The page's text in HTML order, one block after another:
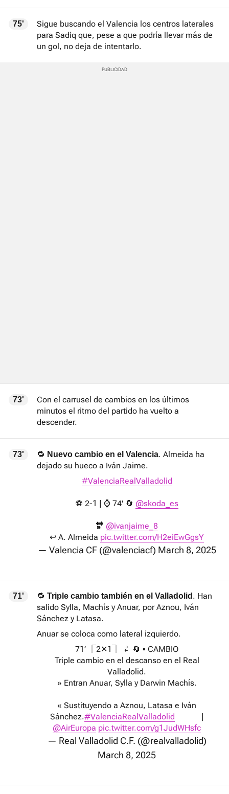
75'
Sigue buscando el Valencia los centros laterales
para Sadiq que, pese a que podría llevar más de
un gol, no deja de intentarlo.
73'
Con el carrusel de cambios en los últimos
minutos el ritmo del partido ha vuelto a
descender.
73' 🔁 Nuevo cambio en el Valencia. Almeida ha
dejado su hueco a Iván Jaime.
#ValenciaRealValladolid
⚽ 2-1 | ⌚ 74' 🔄 @skoda_es
🔛 @ivanjaime_8
↩️ A. Almeida pic.twitter.com/H2eiEwGgsY
— Valencia CF (@valenciacf) March 8, 2025
71' 🔁 Triple cambio también en el Valladolid . Han
salido Sylla, Machís y Anuar, por Aznou, Iván
Sánchez y Latasa.
Anuar se coloca como lateral izquierdo.
71’ ⎾2✕1⏋ ⇄ 🔄 ▪ CAMBIO
Triple cambio en el descanso en el Real
Valladolid.
» Entran Anuar, Sylla y Darwin Machís.
« Sustituyendo a Aznou, Latasa e Iván
Sánchez.#ValenciaRealValladolid |
@AirEuropa pic.twitter.com/g1JudWHsfc
— Real Valladolid C.F. (@realvalladolid)
March 8, 2025